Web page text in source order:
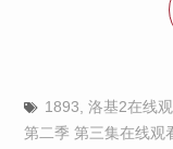
1893 洛基2在线
第二季 第三集在线观